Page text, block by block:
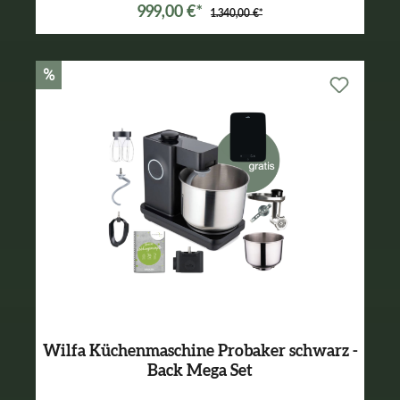
999,00 €* 1.340,00 €*
%
Wilfa Küchenmaschine Probaker schwarz -
Back Mega Set